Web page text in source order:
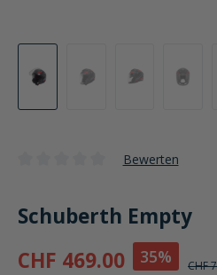
Bewerten
Schuberth Empty
CHF 469.00
35% CHF